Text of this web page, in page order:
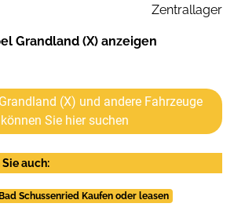
Zentrallager
Grandland (X) anzeigen
(X) und andere Fahrzeuge
können Sie hier suchen
auch:
Schussenried Kaufen oder leasen